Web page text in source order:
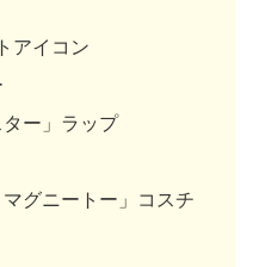
アイコン
ター」ラップ
マグニートー」コスチ